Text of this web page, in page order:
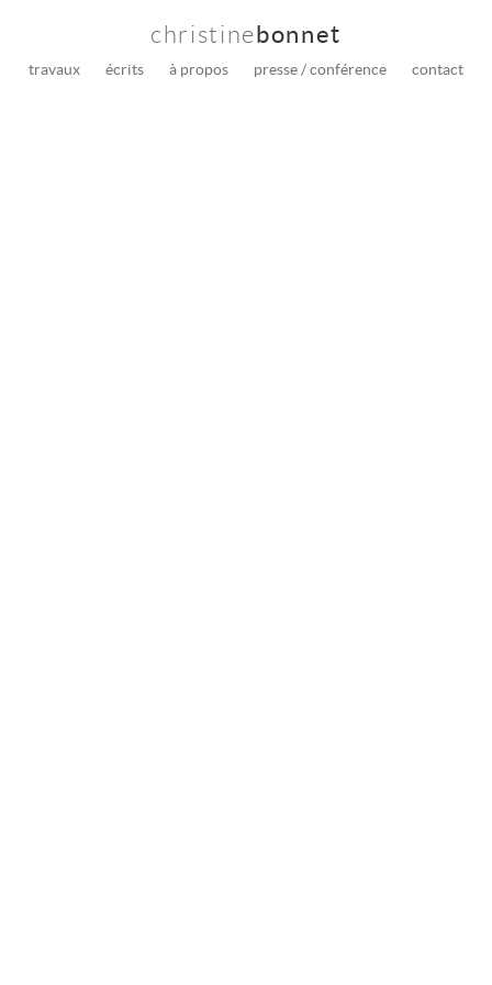
christinebonnet
travaux écrits à propos presse / conférence contact